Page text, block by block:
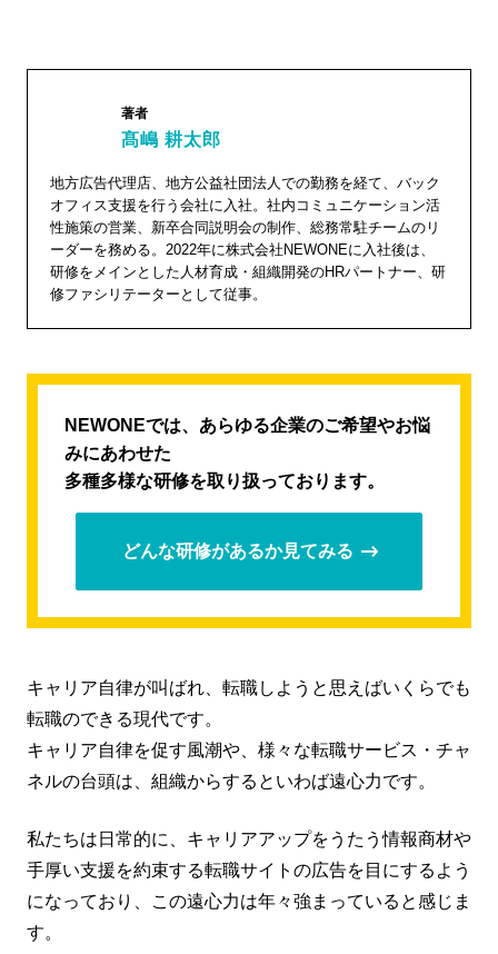
髙嶋 耕
太郎"
width="1
04"
height="
104">
著者
髙嶋 耕太郎
地方広告代理店、地方公益社団法人での勤務を経て、バック
オフィス支援を行う会社に入社。社内コミュニケーション活
性施策の営業、新卒合同説明会の制作、総務常駐チームのリ
ーダーを務める。2022年に株式会社NEWONEに入社後は、
研修をメインとした人材育成・組織開発のHRパートナー、研
修ファシリテーターとして従事。
NEWONEでは、あらゆる企業のご希望やお悩
みにあわせた
多種多様な研修を取り扱っております。
どんな研修があるか見てみる
キャリア自律が叫ばれ、転職しようと思えばいくらでも
転職のできる現代です。
キャリア自律を促す風潮や、様々な転職サービス・チャ
ネルの台頭は、組織からするといわば遠心力です。
私たちは日常的に、キャリアアップをうたう情報商材や
手厚い支援を約束する転職サイトの広告を目にするよう
になっており、この遠心力は年々強まっていると感じま
す。